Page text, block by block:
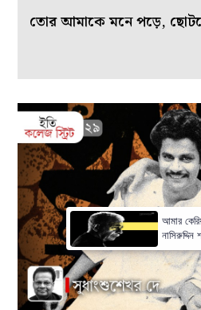
তোর আমাকে মনে পড়ে,
আমার
নাসিরুদ্দিন